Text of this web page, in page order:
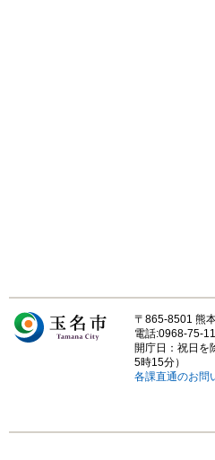
〒865-8501 熊
電話:0968-75-
開庁日：祝日を
5時15分）
各課直通のお問